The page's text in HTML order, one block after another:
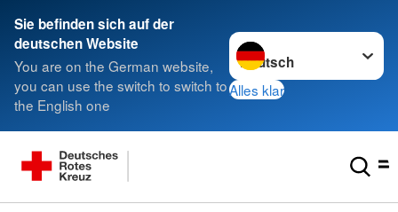
Sie befinden sich auf der
deutschen Website
You are on the German website,
you can use the switch to switch to
the English one
Sprache wechseln zu
Alles klar